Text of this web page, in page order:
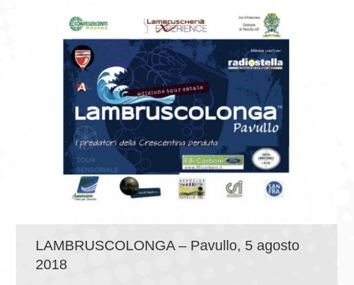
LAMBRUSCOLONGA – Pavullo, 5 agosto
2018